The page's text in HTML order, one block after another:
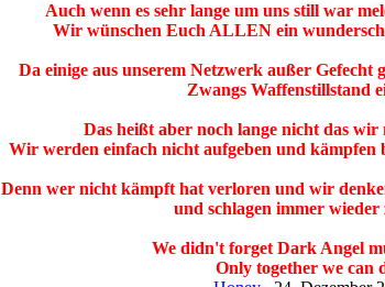
Auch wenn es sehr lange um uns still war
Wir wünschen Euch ALLEN ein
Da einige aus unserem Netzwerk außer Gefecht
Zwangs Waffenstillstand
Das heißt aber noch lange nicht das wir
Wir werden einfach nicht aufgeben und kämpfen
Denn wer nicht kämpft hat verloren und wir
und schlagen immer
We didn't forget Dark Angel
Only together we can